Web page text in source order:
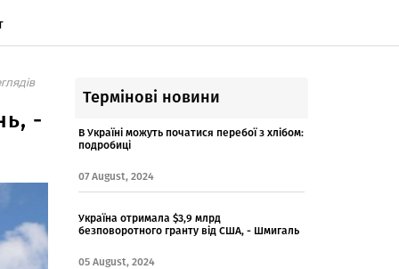
-
Термінові новини
В Україні можуть початися перебої з хлібом:
подробиці
07 August, 2024
Україна отримала $3,9 млрд
безповоротного гранту від США, - Шмигаль
05 August, 2024